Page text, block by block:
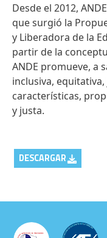
Desde el 2012,
que surgió la
y Liberadora de la
partir de la
ANDE promueve, a
inclusiva,
características,
y justa.
DESCARGAR